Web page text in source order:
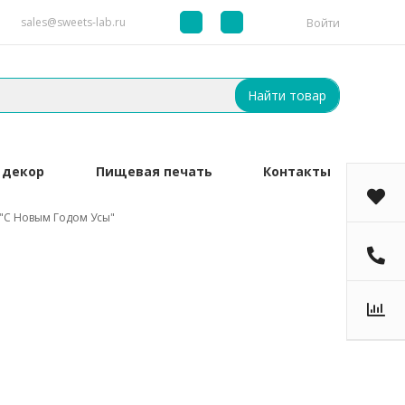
sales@sweets-lab.ru Войти
Найти товар
Пищевая печать Контакты
Новым Годом Усы"